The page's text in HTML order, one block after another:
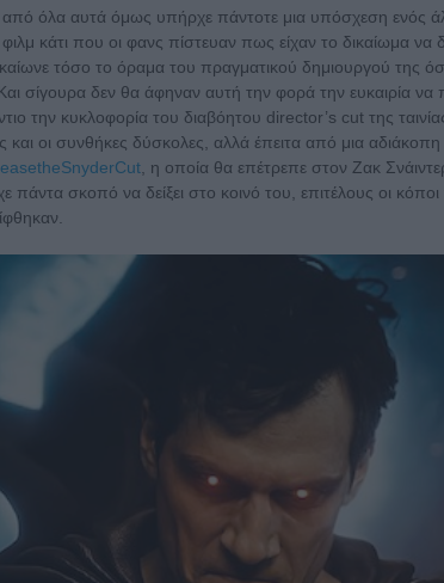
όλα αυτά όμως υπήρχε πάντοτε μια υπόσχεση ενός
κάτι που οι φανς πίστευαν πως είχαν το δικαίωμα να
τόσο το όραμα του πραγματικού δημιουργού της
σίγουρα δεν θα άφηναν αυτή την φορά την ευκαιρία να
την κυκλοφορία του διαβόητου director’s cut της
και οι συνθήκες δύσκολες, αλλά έπειτα από μια αδιάκοπη
, η οποία θα επέτρεπε στον Ζακ
πάντα σκοπό να δείξει στο κοινό του, επιτέλους οι κόποι